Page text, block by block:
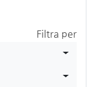
Filtra per